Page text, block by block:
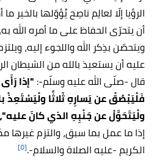
الرؤيا إلّا لعالِم ناصِح يُؤوّلها بالخير
أن يتحرّى الحفاظ على ما أمره الله
ويتحصّن بذِكر الله واللجوء إليه،
عليه أن يستعيذ بالله من الشيطان
قال -صلّى الله عليه وسلّم-: "إذا
فَلْيَبْصُقْ عن يَسارِهِ ثَلاثًا ولْيَسْتَعِذْ
ولْيَتَحَوَّلْ عن جَنْبِهِ الذي كانَ عليه"،
إذا ما عمل بما سبق، والتزم غيرها
الكريم -عليه الصلاة والسلام-.[٥]